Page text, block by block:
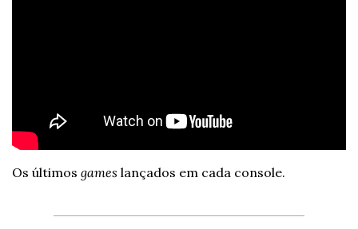
Os últimos games lançados em cada console.